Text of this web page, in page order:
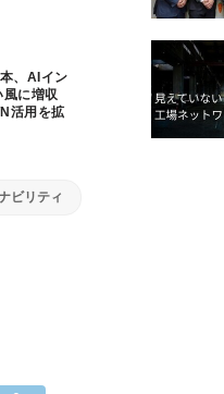
野球部
風に増収
活用を拡
ビリティ